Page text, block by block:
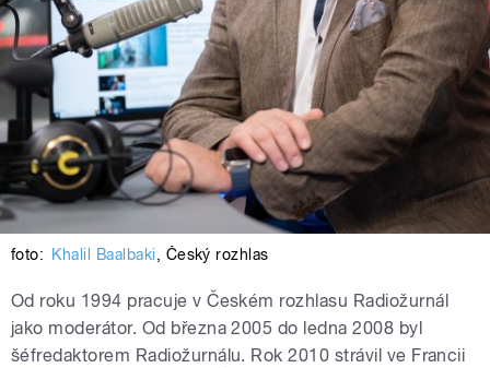
foto: Khalil Baalbaki, Český rozhlas
Od roku 1994 pracuje v Českém rozhlasu Radiožurnál
jako moderátor. Od března 2005 do ledna 2008 byl
šéfredaktorem Radiožurnálu. Rok 2010 strávil ve Francii